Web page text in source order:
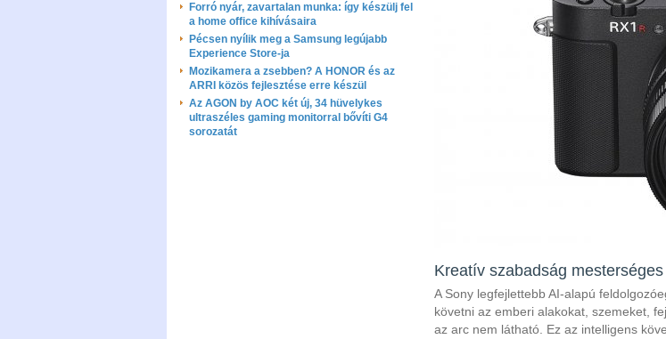
Forró nyár, zavartalan munka: így készülj fel
a home office kihívásaira
Pécsen nyílik meg a Samsung legújabb
Experience Store-ja
Mozikamera a zsebben? A HONOR és az
ARRI közös fejlesztése erre készül
Az AGON by AOC két új, 34 hüvelykes
ultraszéles gaming monitorral bővíti G4
sorozatát
Kreatív szabadság
A Sony legfejlettebb AI-alapú
követni az emberi alakokat, szemeket,
az arc nem látható. Ez az intelligens